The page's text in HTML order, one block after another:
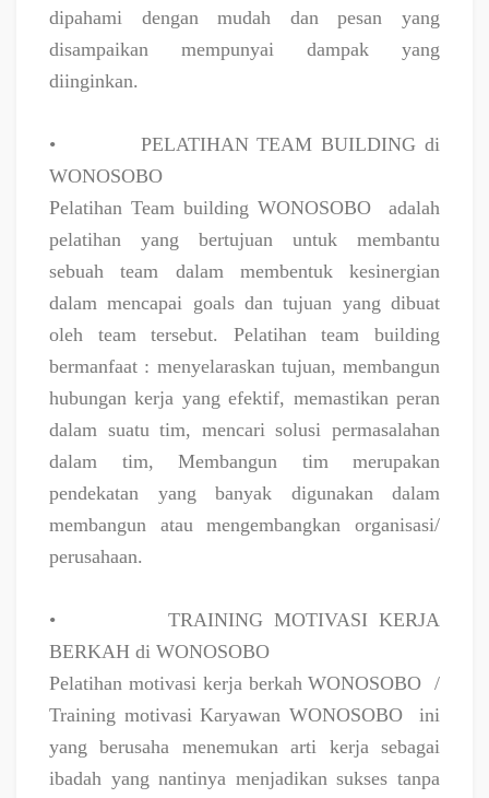
dipahami dengan mudah dan pesan yang
disampaikan mempunyai dampak yang
diinginkan.
•
PELATIHAN TEAM BUILDING di
WONOSOBO
Pelatihan Team building WONOSOBO
adalah
pelatihan yang bertujuan untuk membantu
sebuah team dalam membentuk kesinergian
dalam mencapai goals dan tujuan yang dibuat
oleh team tersebut. Pelatihan team building
bermanfaat : menyelaraskan tujuan, membangun
hubungan kerja yang efektif, memastikan peran
dalam suatu tim, mencari solusi permasalahan
dalam tim, Membangun tim merupakan
pendekatan yang banyak digunakan dalam
membangun atau mengembangkan organisasi/
perusahaan.
•
TRAINING MOTIVASI KERJA
BERKAH di WONOSOBO
Pelatihan motivasi kerja berkah WONOSOBO
/
Training motivasi Karyawan WONOSOBO
ini
yang berusaha menemukan arti kerja sebagai
ibadah yang nantinya menjadikan sukses tanpa